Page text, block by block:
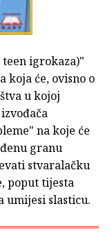
igrokaza)"
koja će, ovisno o
u kojoj
na koje će
granu
stvaralačku
poput tijesta
umijesi slasticu.